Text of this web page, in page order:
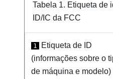
Tabela 1. Etiqueta de
ID/IC da FCC
1
Etiqueta de ID
(informações sobre o
de máquina e modelo)